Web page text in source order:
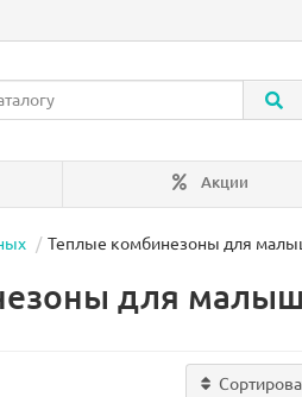
Акции
Теплые комбинезоны для
для